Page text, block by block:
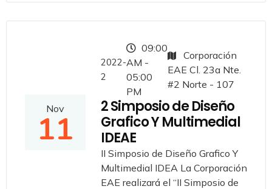
Nov
11
2022-
2
09:00
AM -
05:00
PM
Corporación
EAE Cl. 23a Nte.
#2 Norte - 107
2 Simposio de Diseño
Grafico Y Multimedial
IDEAE
II Simposio de Diseño Grafico Y
Multimedial IDEA La Corporación
EAE realizará el “II Simposio de